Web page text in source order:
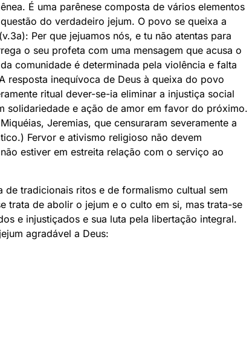
É uma parênese composta de vários elementos
do verdadeiro jejum. O povo se queixa a
Per que jejuamos nós, e tu não atentas para
o seu profeta com uma mensagem que acusa o
comunidade é determinada pela violência e falta
inequívoca de Deus à queixa do povo
ritual dever-se-ia eliminar a injustiça social
solidariedade e ação de amor em favor do próximo.
Jeremias, que censuraram severamente a
Fervor e ativismo religioso não devem
estiver em estreita relação com o serviço ao
de tradicionais ritos e de formalismo cultual sem
trata de abolir o jejum e o culto em si, mas trata-se
e injustiçados e sua luta pela libertação integral.
agradável a Deus: